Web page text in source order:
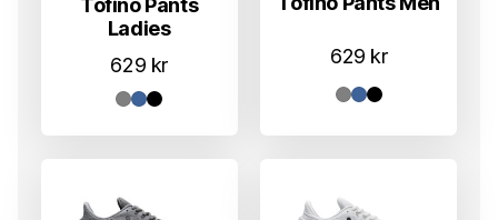
Tofino Pants
Ladies
629 kr 629 kr